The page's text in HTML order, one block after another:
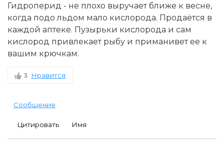
Гидроперид - не плохо выручает ближе к весне,
когда подо льдом мало кислорода. Продаётся в
каждой аптеке. Пузырьки кислорода и сам
кислород привлекает рыбу и приманивет ее к
вашим крючкам.
3 Нравится
Сообщение
Цитировать Имя